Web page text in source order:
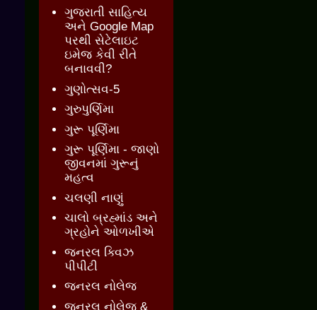
ગુજરાતી સાહિત્ય
અને Google Map
પરથી સેટેલાઇટ
ઇમેજ કેવી રીતે
બનાવવી?
ગુણોત્સવ-5
ગુરુપુર્ણિમા
ગુરૂ પૂર્ણિમા
ગુરૂ પૂર્ણિમા - જાણો
જીવનમાં ગુરૂનું
મહત્વ
ચલણી નાણું
ચાલો બ્રહ્માંડ અને
ગ્રહોને ઓળખીએ
જનરલ ક્વિઝ
પીપીટી
જનરલ નોલેજ
જનરલ નોલેજ &